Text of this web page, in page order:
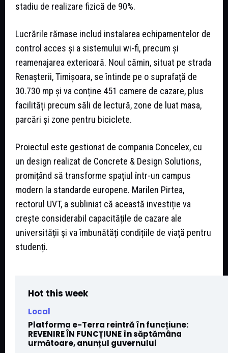
stadiu de realizare fizică de 90%.
Lucrările rămase includ instalarea echipamentelor de
control acces și a sistemului wi-fi, precum și
reamenajarea exterioară. Noul cămin, situat pe strada
Renașterii, Timișoara, se întinde pe o suprafață de
30.730 mp și va conține 451 camere de cazare, plus
facilități precum săli de lectură, zone de luat masa,
parcări și zone pentru biciclete.
Proiectul este gestionat de compania Concelex, cu
un design realizat de Concrete & Design Solutions,
promițând să transforme spațiul într-un campus
modern la standarde europene. Marilen Pirtea,
rectorul UVT, a subliniat că această investiție va
crește considerabil capacitățile de cazare ale
universității și va îmbunătăți condițiile de viață pentru
studenți.
Hot this week
Local
Platforma e-Terra reintră în funcțiune:
REVENIRE ÎN FUNCȚIUNE în săptămâna
următoare, anunțul guvernului